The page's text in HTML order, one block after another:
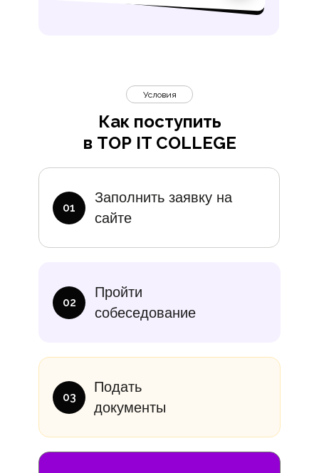
Подать
документы
Пройти
собеседование
Заполнить заявку на
сайте
Как поступить
в TOP IT COLLEGE
Условия
01
02
03
10 000₽